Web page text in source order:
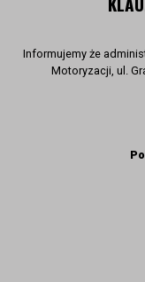
Informujemy że
Motoryzacji, ul.